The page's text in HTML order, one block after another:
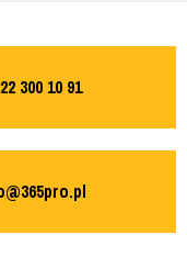
22 300 10 91